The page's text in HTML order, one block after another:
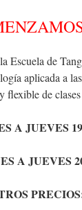
Escuela de
aplicada a
flexible de
A JUEVES
A JUEVES